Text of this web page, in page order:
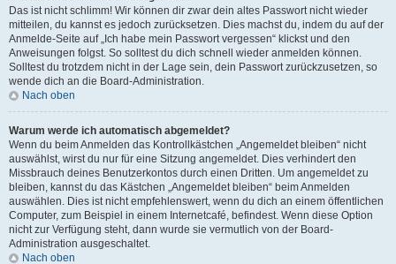
Das ist nicht schlimm! Wir können dir zwar dein altes Passwort nicht wieder
mitteilen, du kannst es jedoch zurücksetzen. Dies machst du, indem du auf der
Anmelde-Seite auf „Ich habe mein Passwort vergessen“ klickst und den
Anweisungen folgst. So solltest du dich schnell wieder anmelden können.
Solltest du trotzdem nicht in der Lage sein, dein Passwort zurückzusetzen, so
wende dich an die Board-Administration.
Nach oben
Warum werde ich automatisch abgemeldet?
Wenn du beim Anmelden das Kontrollkästchen „Angemeldet bleiben“ nicht
auswählst, wirst du nur für eine Sitzung angemeldet. Dies verhindert den
Missbrauch deines Benutzerkontos durch einen Dritten. Um angemeldet zu
bleiben, kannst du das Kästchen „Angemeldet bleiben“ beim Anmelden
auswählen. Dies ist nicht empfehlenswert, wenn du dich an einem öffentlichen
Computer, zum Beispiel in einem Internetcafé, befindest. Wenn diese Option
nicht zur Verfügung steht, dann wurde sie vermutlich von der Board-
Administration ausgeschaltet.
Nach oben